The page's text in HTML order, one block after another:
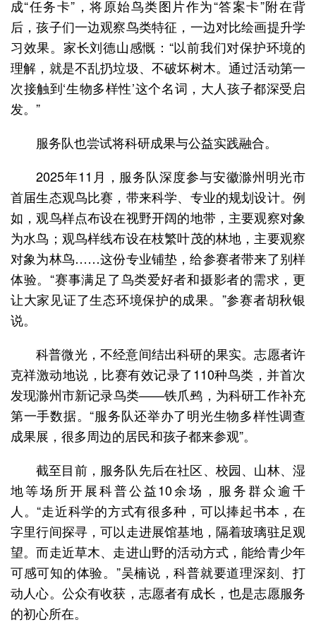
成“任务卡”，将原始鸟类图片作为“答案卡”附在背
后，孩子们一边观察鸟类特征，一边对比绘画提升学
习效果。家长刘德山感慨：“以前我们对保护环境的
理解，就是不乱扔垃圾、不破坏树木。通过活动第一
次接触到‘生物多样性’这个名词，大人孩子都深受启
发。”
服务队也尝试将科研成果与公益实践融合。
2025年11月，服务队深度参与安徽滁州明光市
首届生态观鸟比赛，带来科学、专业的规划设计。例
如，观鸟样点布设在视野开阔的地带，主要观察对象
为水鸟；观鸟样线布设在枝繁叶茂的林地，主要观察
对象为林鸟……这份专业铺垫，给参赛者带来了别样
体验。“赛事满足了鸟类爱好者和摄影者的需求，更
让大家见证了生态环境保护的成果。”参赛者胡秋银
说。
科普微光，不经意间结出科研的果实。志愿者许
克祥激动地说，比赛有效记录了110种鸟类，并首次
发现滁州市新记录鸟类——铁爪鹀，为科研工作补充
第一手数据。“服务队还举办了明光生物多样性调查
成果展，很多周边的居民和孩子都来参观”。
截至目前，服务队先后在社区、校园、山林、湿
地等场所开展科普公益10余场，服务群众逾千
人。“走近科学的方式有很多种，可以捧起书本，在
字里行间探寻，可以走进展馆基地，隔着玻璃驻足观
望。而走近草木、走进山野的活动方式，能给青少年
可感可知的体验。”吴楠说，科普就要道理深刻、打
动人心。公众有收获，志愿者有成长，也是志愿服务
的初心所在。